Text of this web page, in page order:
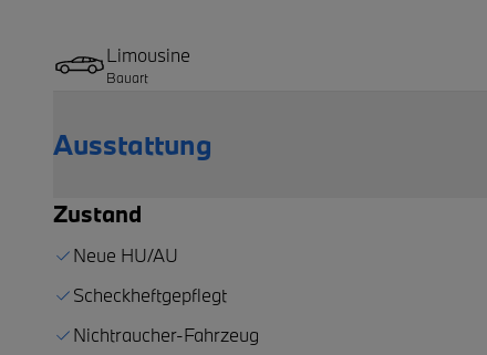
Limousine
Bauart
Ausstattung
Zustand
Neue HU/AU
Scheckheftgepflegt
Nichtraucher-Fahrzeug